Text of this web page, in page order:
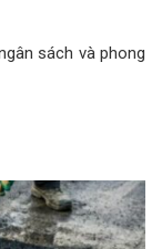
sách và phong